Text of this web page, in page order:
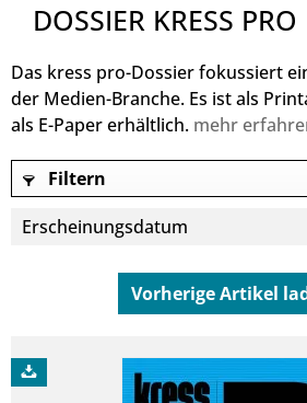
DOSSIER KRESS PRO
Das kress pro-Dossier fokussiert
der Medien-Branche. Es ist als
als E-Paper erhältlich. mehr
Filtern
Vorherige Artikel